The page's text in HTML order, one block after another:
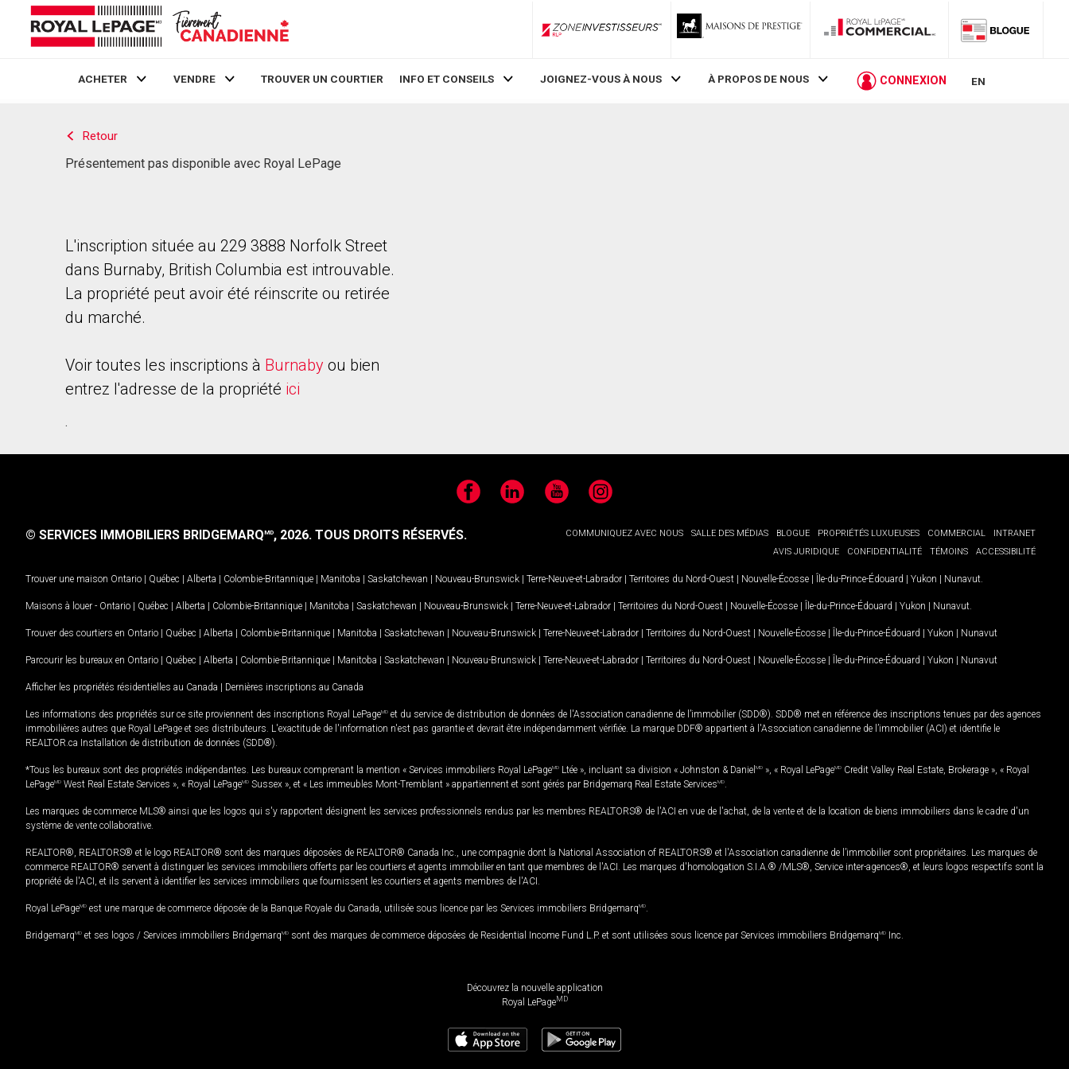
ZoneInvestisseurs RLP
ACHETER VENDRE TROUVER UN COURTIER INFO ET CONSEILS JOIGNEZ-VOUS À NOUS À PROPOS DE NOUS CONNEXION EN
Retour
Présentement pas disponible avec Royal LePage
L'inscription située au 229 3888 Norfolk Street
dans Burnaby, British Columbia est introuvable.
La propriété peut avoir été réinscrite ou retirée
du marché.
Voir toutes les inscriptions à Burnaby ou bien
entrez l'adresse de la propriété ici
.
FacebookLinkedIn YouTubeInstagram
COMMUNIQUEZ AVEC NOUS SALLE DES MÉDIAS BLOGUE PROPRIÉTÉS LUXUEUSES COMMERCIAL
INTRANET
AVIS JURIDIQUE
CONFIDENTIALITÉ TÉMOINS ACCESSIBILITÉ
© SERVICES IMMOBILIERS BRIDGEMARQMD, 2026. TOUS DROITS RÉSERVÉS.
Trouver une maison Ontario | Québec | Alberta | Colombie-Britannique | Manitoba | Saskatchewan | Nouveau-Brunswick | Terre-Neuve-et-Labrador | Territoires du Nord-Ouest | Nouvelle-Écosse | Île-du-Prince-Édouard | Yukon | Nunavut
Maisons à louer - Ontario | Québec | Alberta | Colombie-Britannique | Manitoba | Saskatchewan | Nouveau-Brunswick | Terre-Neuve-et-Labrador | Territoires du Nord-Ouest | Nouvelle-Écosse | Île-du-Prince-Édouard | Yukon | Nunavut
Trouver des courtiers en Ontario | Québec | Alberta | Colombie-Britannique | Manitoba | Saskatchewan | Nouveau-Brunswick | Terre-Neuve-et-Labrador | Territoires du Nord-Ouest | Nouvelle-Écosse | Île-du-Prince-Édouard | Yukon | Nunavut
Parcourir les bureaux en Ontario | Québec | Alberta | Colombie-Britannique | Manitoba | Saskatchewan | Nouveau-Brunswick | Terre-Neuve-et-Labrador | Territoires du Nord-Ouest | Nouvelle-Écosse | Île-du-Prince-Édouard | Yukon | Nunavut
Afficher les propriétés résidentielles au Canada | Dernières inscriptions au Canada
Les informations des propriétés sur ce site proviennent des inscriptions Royal LePageMD et du service de distribution de données de l'Association canadienne de l’immobilier (SDD®). SDD® met en référence des inscriptions tenues par des agences
immobilières autres que Royal LePage et ses distributeurs. L'exactitude de l'information n'est pas garantie et devrait être indépendamment vérifiée. La marque DDF® appartient à l'Association canadienne de l’immobilier (ACI) et identifie le
REALTOR.ca Installation de distribution de données (SDD®).
*Tous les bureaux sont des propriétés indépendantes. Les bureaux comprenant la mention « Services immobiliers Royal LePageMD Ltée », incluant sa division « Johnston & Daniel MD », « Royal LePageMD Credit Valley Real Estate, Brokerage », « Royal
LePageMD West Real Estate Services », « Royal LePageMD Sussex », et « Les immeubles Mont-Tremblant » appartiennent et sont gérés par Bridgemarq Real Estate ServicesMD
Les marques de commerce MLS® ainsi que les logos qui s'y rapportent désignent les services professionnels rendus par les membres REALTORS® de l'ACI en vue de l'achat, de la vente et de la location de biens immobiliers dans le cadre d'un
système de vente collaborative.
REALTOR®, REALTORS® et le logo REALTOR® sont des marques déposées de REALTOR® Canada Inc., une compagnie dont la National Association of REALTORS® et l'Association canadienne de l’immobilier sont propriétaires. Les marques de
commerce REALTOR® servent à distinguer les services immobiliers offerts par les courtiers et agents immobilier en tant que membres de l'ACI. Les marques d'homologation S.I.A.® /MLS®, Service inter-agences®, et leurs logos respectifs sont la
propriété de l'ACI, et ils servent à identifier les services immobiliers que fournissent les courtiers et agents membres de l'ACI.
Royal LePageMD est une marque de commerce déposée de la Banque Royale du Canada, utilisée sous licence par les Services immobiliers BridgemarqMD
BridgemarqMD et ses logos / Services immobiliers BridgemarqMD sont des marques de commerce déposées de Residential Income Fund L.P. et sont utilisées sous licence par Services immobiliers BridgemarqMD Inc.
Découvrez la nouvelle application
Royal LePageMD